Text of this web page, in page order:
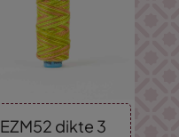
EZM52 dikte 3